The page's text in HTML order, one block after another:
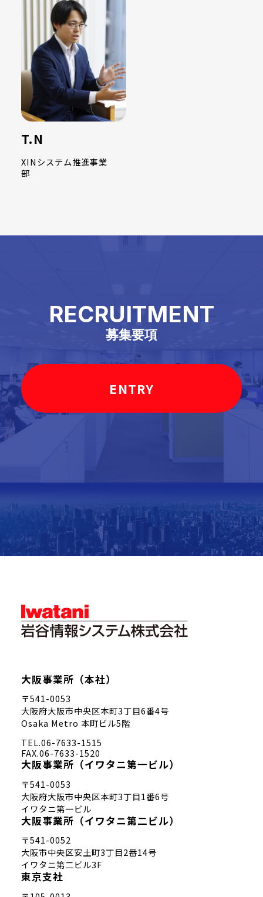
T.N
XINシステム推進事業
部
RECRUITMENT
募集要項
ENTRY
大阪事業所（本社）
〒541-0053
大阪府大阪市中央区本町3丁目6番4号
Osaka Metro 本町ビル5階
TEL.06-7633-1515
FAX.06-7633-1520
大阪事業所 （イワタニ第一ビル）
〒541-0053
大阪府大阪市中央区本町3丁目1番6号
イワタニ第一ビル
大阪事業所 （イワタニ第二ビル）
〒541-0052
大阪市中央区安土町3丁目2番14号
イワタニ第二ビル3F
東京支社